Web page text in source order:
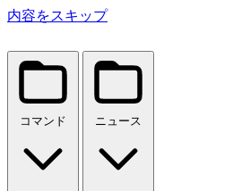
内容をスキップ
コマンド ニュース